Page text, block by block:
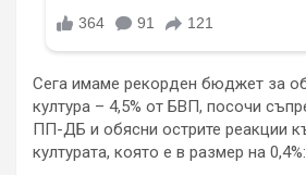
Сега имаме рекорден бюджет за
култура – 4,5% от БВП, посочи
ПП-ДБ и обясни острите реакции
културата, която е в размер на 0,4%: